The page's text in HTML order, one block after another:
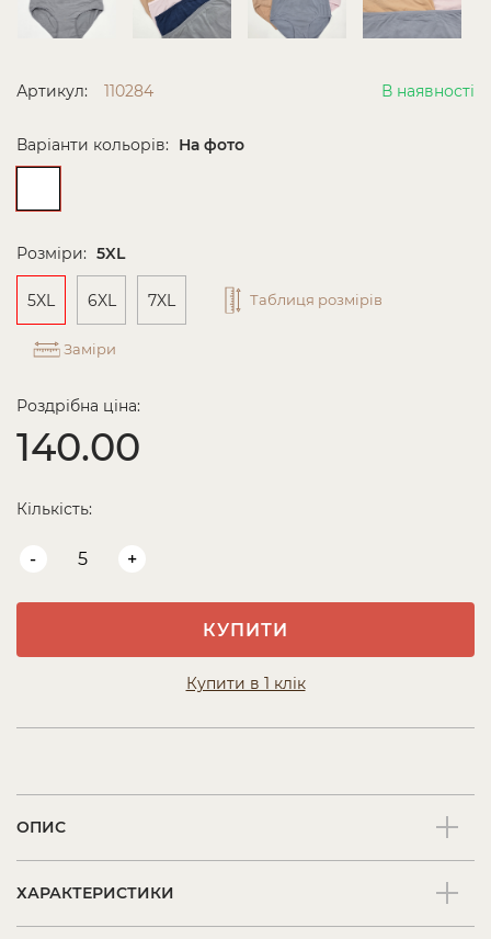
Артикул: 110284 В наявності
Варіанти кольорів: На фото
Розміри: 5XL
5XL 6XL 7XL Таблиця розмірів
Заміри
Роздрібна ціна:
140.00
Кількість:
- +
КУПИТИ
Купити в 1 клік
ОПИС
ХАРАКТЕРИСТИКИ